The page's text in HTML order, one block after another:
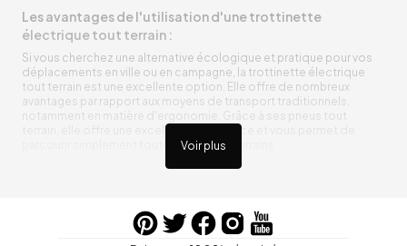
Voir plus
Les avantages de l'utilisation d'une trottinette
électrique tout terrain :
Si vous cherchez une alternative écologique et pratique pour vos
déplacements en ville ou en campagne, la trottinette électrique
tout terrain est une excellente option. Elle offre de nombreux
avantages par rapport aux moyens de transport traditionnels,
notamment en matière d'ergonomie. Grâce à ses pneus tout
terrain, elle offre une excellente adhérence et vous permet de
parcourir simplement toutes sortes de terrains.
Trottinette électrique tout terrain ergonomique
entre vos trajets, vous n’aurez pas à vous soucier de l’état de sa
batterie. De plus, elle est équipée de pneus résistants qui peuvent